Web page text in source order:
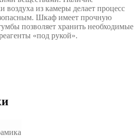
воздуха из камеры делает процесс
Шкаф имеет прочную
позволяет хранить необходимые
«под рукой».